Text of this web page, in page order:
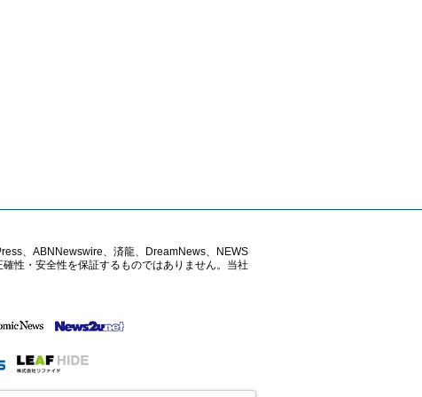
、ABNNewswire、済龍、DreamNews、NEWS
性・安全性を保証するものではありません。当社